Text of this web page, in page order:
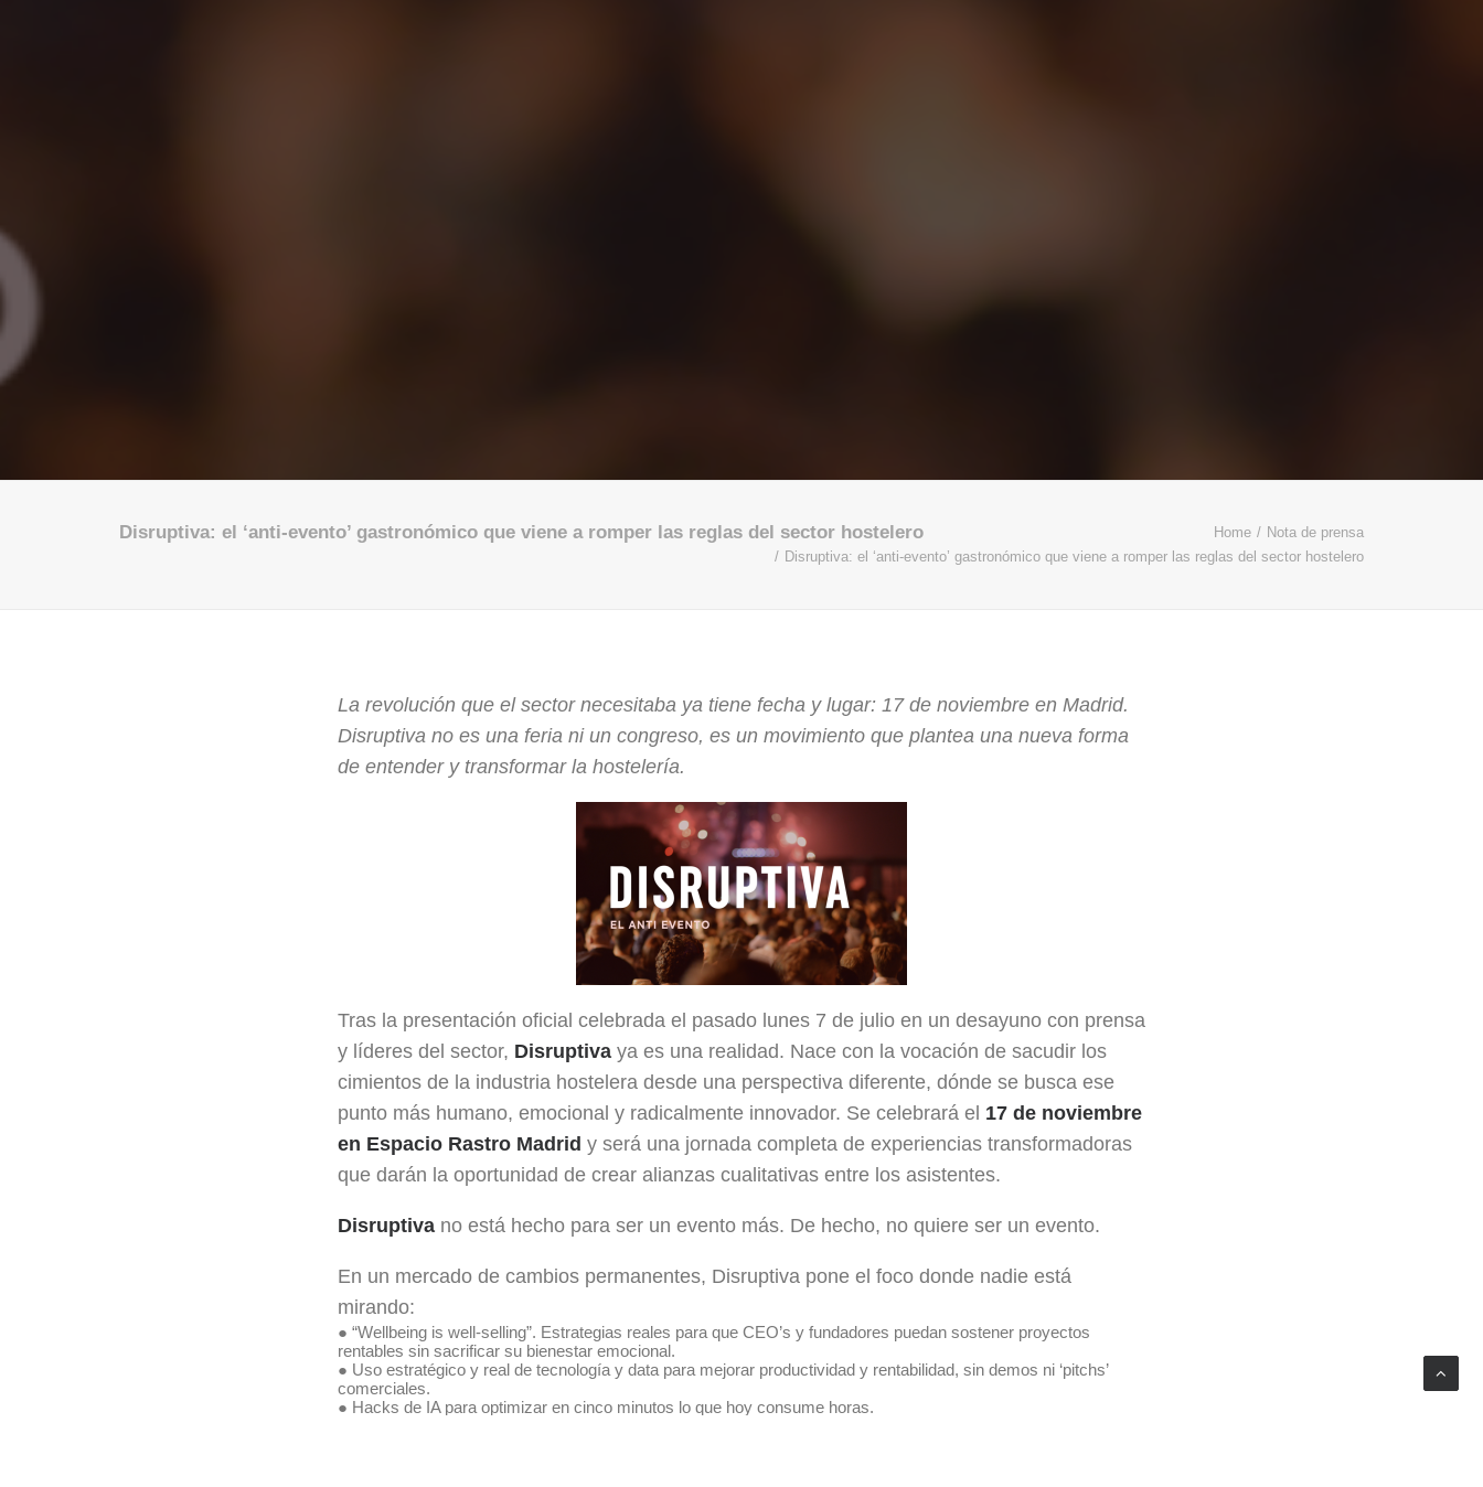
Disruptiva: el ‘anti-evento’ gastronómico que viene a romper las reglas del sector hostelero Home
Nota de prensa
Disruptiva: el ‘anti-evento’ gastronómico que viene a romper las reglas del sector hostelero
La revolución que el sector necesitaba ya tiene fecha y lugar: 17 de noviembre en Madrid.
Disruptiva no es una feria ni un congreso, es un movimiento que plantea una nueva forma
de entender y transformar la hostelería.
Tras la presentación oficial celebrada el pasado lunes 7 de julio en un desayuno con prensa
y líderes del sector, Disruptiva ya es una realidad. Nace con la vocación de sacudir los
cimientos de la industria hostelera desde una perspectiva diferente, dónde se busca ese
punto más humano, emocional y radicalmente innovador. Se celebrará el 17 de noviembre
en Espacio Rastro Madrid y será una jornada completa de experiencias transformadoras
que darán la oportunidad de crear alianzas cualitativas entre los asistentes.
Disruptiva no está hecho para ser un evento más. De hecho, no quiere ser un evento.
En un mercado de cambios permanentes, Disruptiva pone el foco donde nadie está
mirando:
● “Wellbeing is well-selling”. Estrategias reales para que CEO’s y fundadores puedan sostener proyectos
rentables sin sacrificar su bienestar emocional.
● Uso estratégico y real de tecnología y data para mejorar productividad y rentabilidad, sin demos ni ‘pitchs’
comerciales.
● Hacks de IApara optimizar en cinco minutos lo que hoy consume horas.